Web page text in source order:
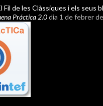
Fil de les Clàssiques i els seus
Práctica 2.0dia 1 de febrer